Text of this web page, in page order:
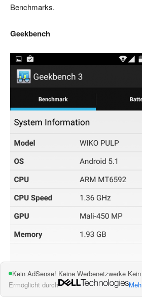
Benchmarks.
Geekbench
Kein AdSense! Keine Werbenetzwerke
Ermöglicht durch